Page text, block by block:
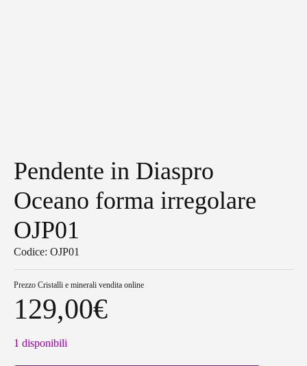
Pendente in Diaspro
Oceano forma irregolare
OJP01
Codice: OJP01
Prezzo Cristalli e minerali vendita online
129,00€
1 disponibili